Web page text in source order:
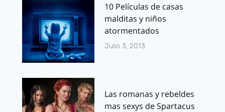
10 Películas de casas
malditas y niños
atormentados
Julio 3, 2013
Las romanas y rebeldes
mas sexys de Spartacus